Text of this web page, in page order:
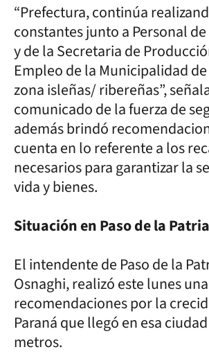
“Prefectura, continúa
constantes junto a Personal
y de la Secretaria de
Empleo de la Municipalidad
zona isleñas/ ribereñas”,
comunicado de la fuerza de
además brindó
cuenta en lo referente a los
necesarios para garantizar la
vida y bienes.
Situación en Paso de la Patria
El intendente de Paso de la
Osnaghi, realizó este lunes
recomendaciones por la
Paraná que llegó en esa
metros.